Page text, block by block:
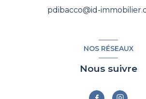
pdibacco@id-
NOS RÉSEAUX
Nous suivre